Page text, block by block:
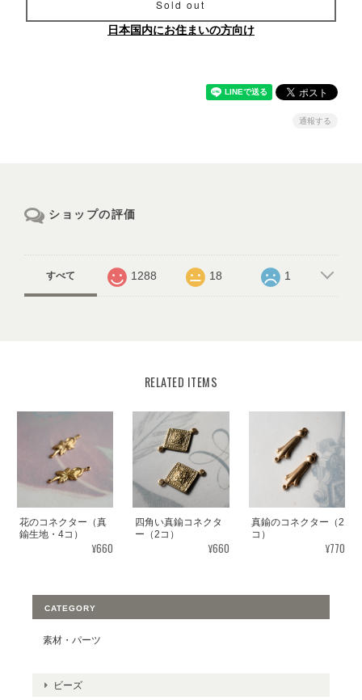
Sold out
日本国内にお住まいの方向け
通報する
ショップの評価
すべて 1288 18 1
RELATED ITEMS
花のコネクター（真
鍮生地・4コ）
¥660
四角い真鍮コネクタ
ー（2コ）
¥660
真鍮のコネクター（2
コ）
¥770
CATEGORY
素材・パーツ
ビーズ